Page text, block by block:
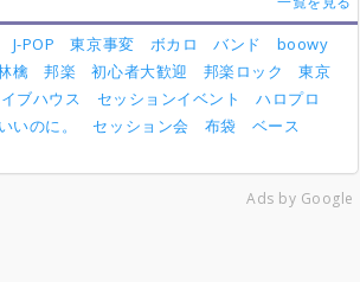
J-POP 東京事変 ボカロ バンド
boowy
檎 邦楽 初心者大歓迎 邦楽ロック
東京
ブハウス セッションイベント
ハロプロ
いのに。 セッション会 布袋
ベース
Ads by Google